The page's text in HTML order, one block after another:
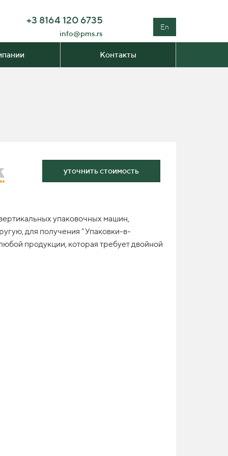
+3 8164 120 6735
info@pms.rs
En
Контакты
уточнить стоимость
упаковочных машин,
для получения "Упаковки-в-
продукции, которая требует двойной